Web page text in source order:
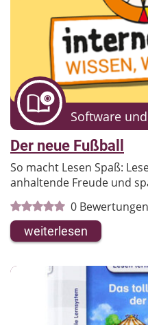
Software
Der neue Fußball
So macht Lesen Spaß:
anhaltende Freude und
0 Bewertungen
weiterlesen